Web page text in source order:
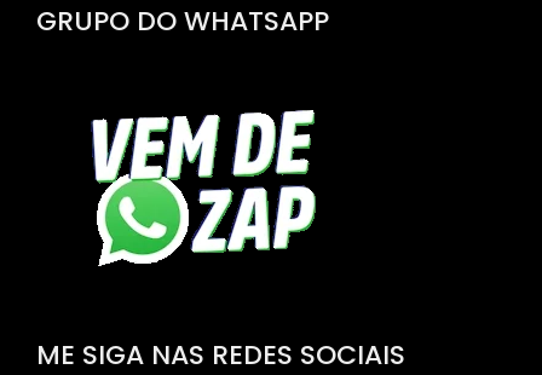
GRUPO DO WHATSAPP
ME SIGA NAS REDES SOCIAIS